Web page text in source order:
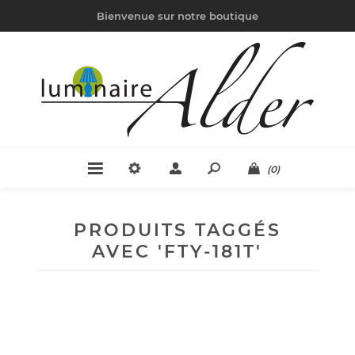
Bienvenue sur notre boutique
(0)
PRODUITS TAGGÉS
AVEC 'FTY-181T'